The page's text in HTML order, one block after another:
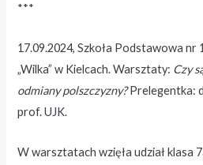
***
17.09.2024, Szkoła Podstawowa nr
„Wilka” w Kielcach. Warsztaty: Czy
odmiany polszczyzny?Prelegentka:
prof. UJK.
W warsztatach wzięła udział klasa